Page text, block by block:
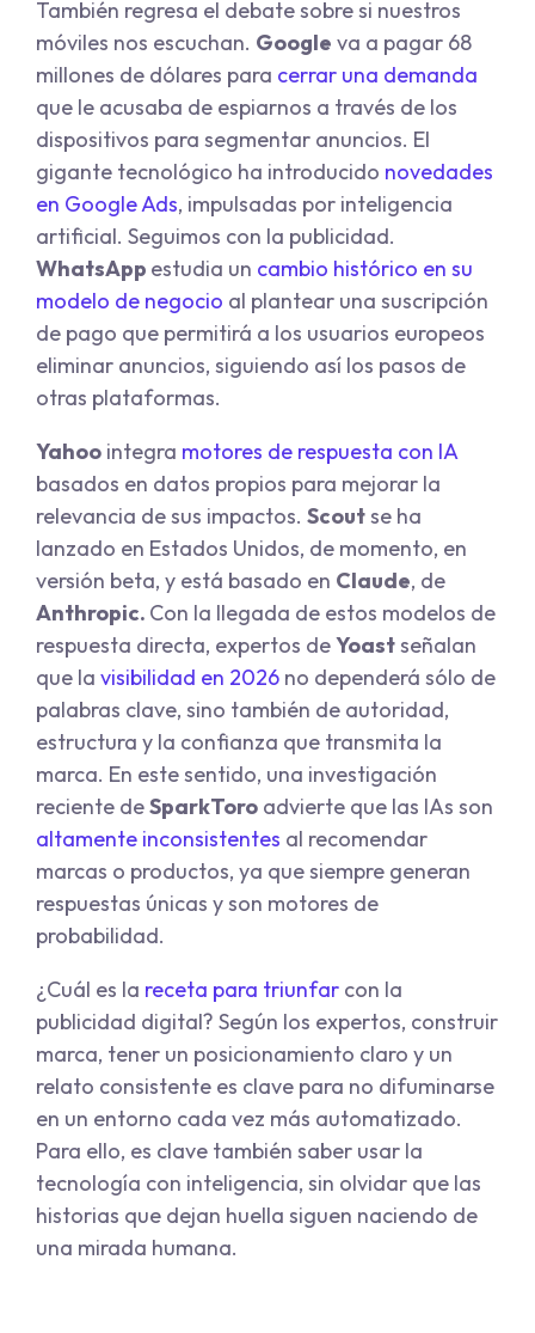
También regresa el debate sobre si nuestros
móviles nos escuchan. Google va a pagar 68
millones de dólares para cerrar una demanda
que le acusaba de espiarnos a través de los
dispositivos para segmentar anuncios. El
gigante tecnológico ha introducido novedades
en Google Ads, impulsadas por inteligencia
artificial. Seguimos con la publicidad.
WhatsApp estudia un cambio histórico en su
modelo de negocio al plantear una suscripción
de pago que permitirá a los usuarios europeos
eliminar anuncios, siguiendo así los pasos de
otras plataformas.
Yahoo integra motores de respuesta con IA
basados en datos propios para mejorar la
relevancia de sus impactos. Scoutse ha
lanzado en Estados Unidos, de momento, en
versión beta, y está basado en Claude, de
Anthropic. Con la llegada de estos modelos de
respuesta directa, expertos deYoastseñalan
que la visibilidad en 2026 no dependerá sólo de
palabras clave, sino también de autoridad,
estructura y la confianza que transmita la
marca. En este sentido, una investigación
reciente deSparkToro advierte que las IAs son
altamente inconsistentes al recomendar
marcas o productos, ya que siempre generan
respuestas únicas y son motores de
probabilidad.
¿Cuál es la receta para triunfar con la
publicidad digital? Según los expertos, construir
marca, tener un posicionamiento claro y un
relato consistente es clave para no difuminarse
en un entorno cada vez más automatizado.
Para ello, es clave también saber usar la
tecnología con inteligencia, sin olvidar que las
historias que dejan huella siguen naciendo de
una mirada humana.